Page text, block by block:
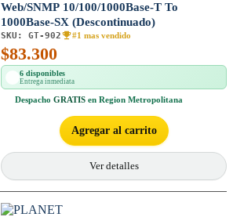
Web/SNMP 10/100/1000Base-T To
1000Base-SX (Descontinuado)
SKU: GT-902 #1 mas vendido
$83.300
6 disponibles
Entrega inmediata
Despacho GRATIS en Region Metropolitana
Agregar al carrito
Ver detalles